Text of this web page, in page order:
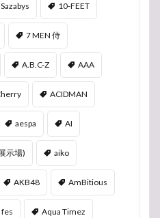
10-FEET
7 MEN 侍
A.B.C-Z AAA
ACIDMAN
aespa AI
示場) aiko
AKB48 AmBitious
fes Aqua Timez